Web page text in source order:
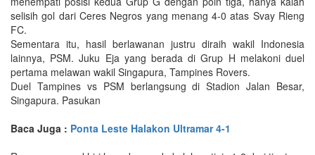
selisih gol dari Ceres Negros yang menang 4-0 atas Svay Rieng
FC.
Sementara itu, hasil berlawanan justru diraih wakil Indonesia
lainnya, PSM. Juku Eja yang berada di Grup H melakoni duel
pertama melawan wakil Singapura, Tampines Rovers.
Duel Tampines vs PSM berlangsung di Stadion Jalan Besar,
Singapura. Pasukan
Baca Juga : Ponta Leste Halakon Ultramar 4-1